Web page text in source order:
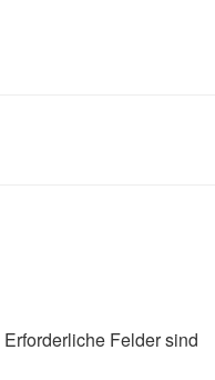
Erforderliche Felder sind